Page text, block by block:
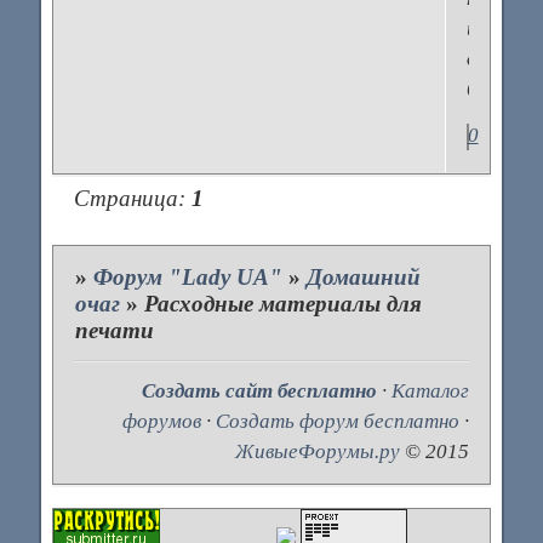
и
0
Страница:1
»Форум "Lady UA" » Домашний
очаг » Расходные материалы для
печати
Создать сайт бесплатно ·Каталог
форумов · Создать форум бесплатно ·
ЖивыеФорумы.ру © 2015